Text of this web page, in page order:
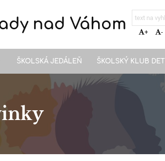
nad Váhom + -
ŠKOLSKÁ JEDÁLEŇ ŠKOLSKÝ KLUB DETÍ